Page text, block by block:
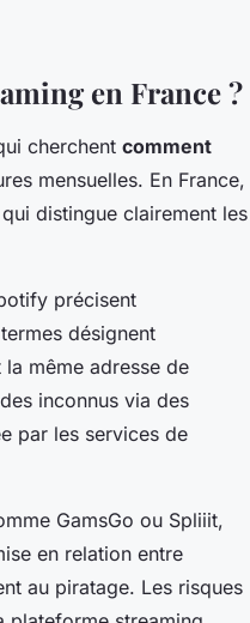
en France ?
cherchent comment
mensuelles. En France,
distingue clairement les
précisent
désignent
même adresse de
inconnus via des
par les services de
GamsGo ou Spliiit,
en relation entre
au piratage. Les risques